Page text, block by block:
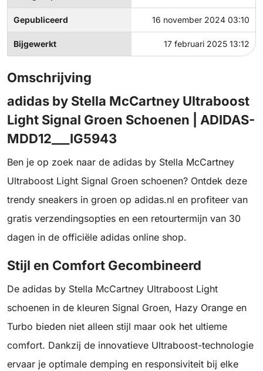
Gepubliceerd 16 november 2024 03:10
Bijgewerkt 17 februari 2025 13:12
Omschrijving
adidas by Stella McCartney Ultraboost
Light Signal Groen Schoenen | ADIDAS-
MDD12___IG5943
Ben je op zoek naar de adidas by Stella McCartney
Ultraboost Light Signal Groen schoenen? Ontdek deze
trendy sneakers in groen op adidas.nl en profiteer van
gratis verzendingsopties en een retourtermijn van 30
dagen in de officiële adidas online shop.
Stijl en Comfort Gecombineerd
De adidas by Stella McCartney Ultraboost Light
schoenen in de kleuren Signal Groen, Hazy Orange en
Turbo bieden niet alleen stijl maar ook het ultieme
comfort. Dankzij de innovatieve Ultraboost-technologie
ervaar je optimale demping en responsiviteit bij elke